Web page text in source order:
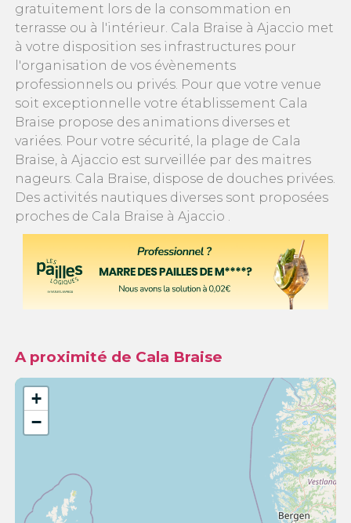
gratuitement lors de la consommation en
terrasse ou à l'intérieur. Cala Braise à Ajaccio met
à votre disposition ses infrastructures pour
l'organisation de vos évènements
professionnels ou privés. Pour que votre venue
soit exceptionnelle votre établissement Cala
Braise propose des animations diverses et
variées. Pour votre sécurité, la plage de Cala
Braise, à Ajaccio est surveillée par des maitres
nageurs. Cala Braise, dispose de douches privées.
Des activités nautiques diverses sont proposées
proches de Cala Braise à Ajaccio .
A proximité de Cala Braise
+
−